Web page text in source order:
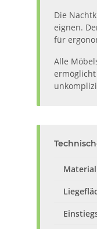
Die
eignen.
für
Alle
Material